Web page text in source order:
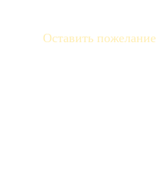
Оставить пожелание